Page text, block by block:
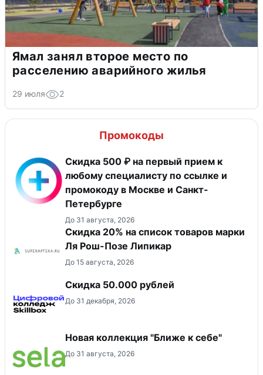
Ямал занял второе место по
расселению аварийного жилья
29 июля 2
Промокоды
Скидка 500 ₽ на первый прием к
любому специалисту по ссылке и
промокоду в Москве и Санкт-
Петербурге
До 31 августа, 2026
Скидка 20% на список товаров марки
Ля Рош-Позе Липикар
До 15 августа, 2026
Скидка 50.000 рублей
До 31 декабря, 2026
Новая коллекция "Ближе к себе"
До 31 августа, 2026